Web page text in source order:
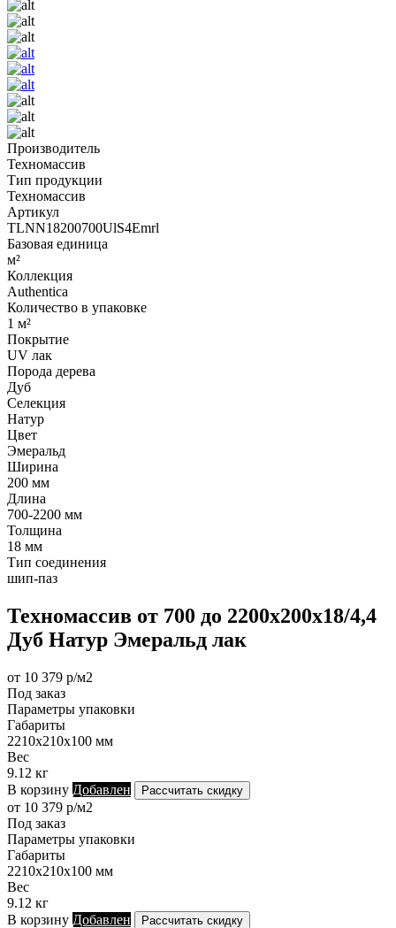
Производитель
Техномассив
Тип продукции
Техномассив
Артикул
TLNN18200700UlS4Emrl
Базовая единица
м²
Коллекция
Authentica
Количество в упаковке
1 м²
Покрытие
UV лак
Порода дерева
Дуб
Селекция
Натур
Цвет
Эмеральд
Ширина
200 мм
Длина
700-2200 мм
Толщина
18 мм
Тип соединения
шип-паз
Техномассив от 700 до 2200х200х18/4,4
Дуб Натур Эмеральд лак
от 10 379 р/м2
Под заказ
Параметры упаковки
Габариты
2210х210х100 мм
Вес
9.12 кг
В корзину Добавлен Рассчитать скидку
от 10 379 р/м2
Под заказ
Параметры упаковки
Габариты
2210х210х100 мм
Вес
9.12 кг
В корзину Добавлен Рассчитать скидку